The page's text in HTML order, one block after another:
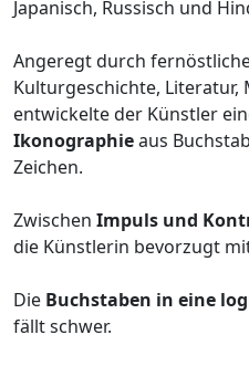
Japanisch, Russisch und
Angeregt durch
Kulturgeschichte, Literatur,
entwickelte der Künstler
Ikonographieaus
Zeichen.
Zwischen Impuls und
die Künstlerin bevorzugt
Die Buchstaben in eine
fällt schwer.